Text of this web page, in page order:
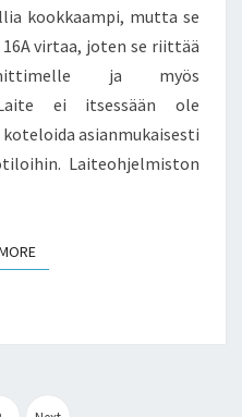
kookkaampi, mutta se
virtaa, joten se riittää
ja myös
ei itsessään ole
asianmukaisesti
Laiteohjelmiston
READ MORE